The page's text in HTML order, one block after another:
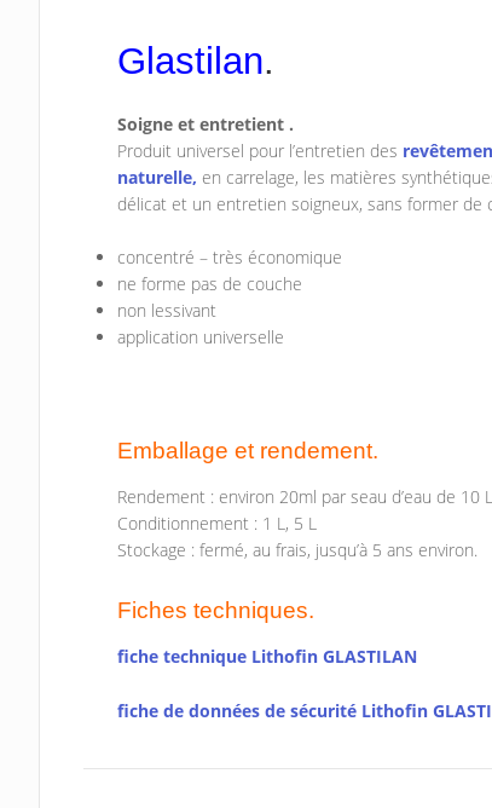
Glastilan.
Soigne et entretient .
Produit universel pour l’entretien des
naturelle, en carrelage, les matières
délicat et un entretien soigneux, sans former de
concentré – très économique
ne forme pas de couche
non lessivant
application universelle
Emballage et rendement.
Rendement : environ 20ml par seau d’eau de 10 L
Conditionnement : 1 L, 5 L
Stockage : fermé, au frais, jusqu’à 5 ans environ.
Fiches techniques.
fiche technique Lithofin GLASTILAN
fiche de données de sécurité Lithofin